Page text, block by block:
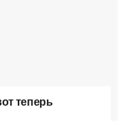
теперь